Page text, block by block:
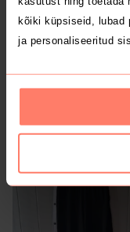
kõiki küpsiseid, lubad
ja personaliseeritud
9 €